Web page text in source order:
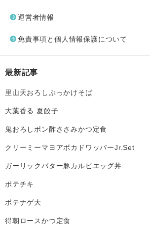
運営者情報
免責事項と個人情報保護について
最新記事
里山天おろしぶっかけそば
大葉香る 夏餃子
鬼おろしポン酢ささみかつ定食
クリーミーマヨアボカドワッパーJr.Set
ガーリックバター豚カルビエッグ丼
ポテチキ
ポテナゲ大
得朝ロースかつ定食